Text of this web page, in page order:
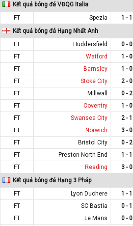
Kết quả bóng đá VĐQG Italia
FT
Spezia 1 - 1
Kết quả bóng đá Hạng Nhất Anh
FT
Huddersfield 0 - 0
FT
Watford 1 - 0
FT
Barnsley 1 - 0
FT
Stoke City 2 - 0
FT
Millwall 0 - 2
FT
Coventry 1 - 0
FT
Swansea City 2 - 1
FT
Norwich 3 - 0
FT
Bristol City 0 - 2
FT
Preston North End 1 - 1
FT
Reading 3 - 0
Kết quả bóng đá Hạng 3 Pháp
FT
Lyon Duchere 1 - 1
FT
SC Bastia 0 - 1
FT
Le Mans 0 - 0